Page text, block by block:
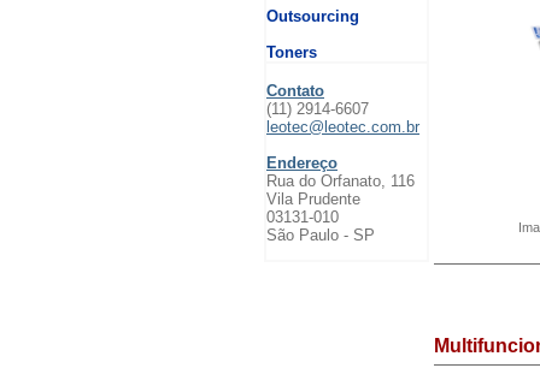
Outsourcing
Toners
Contato
(11) 2914-6607
leotec@leotec.com.br
Endereço
Rua do Orfanato, 116
Vila Prudente
03131-010
São Paulo - SP